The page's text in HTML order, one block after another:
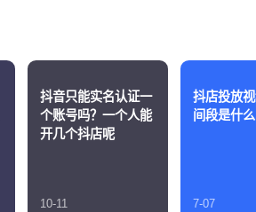
抖音只能实名认证一
个账号吗？一个人能
开几个抖店呢
10-11
抖店投放
间段是什
7-07